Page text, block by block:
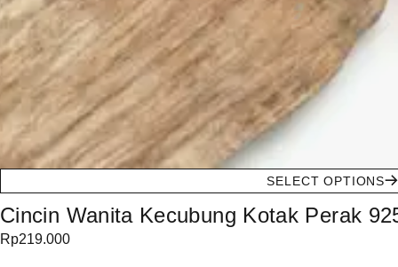
SELECT OPTIONS
Cincin Wanita Kecubung Kotak Perak
Rp219.000